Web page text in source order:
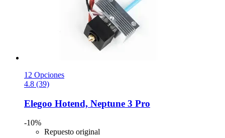
12 Opciones
4.8 (39)
Elegoo Hotend, Neptune 3 Pro
-10%
Repuesto original